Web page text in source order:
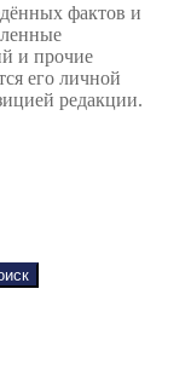
фактов и
и прочие
его личной
редакции.